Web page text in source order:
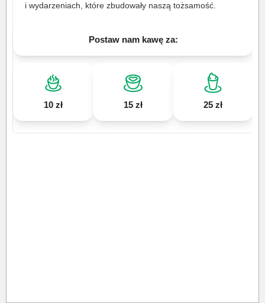
i wydarzeniach, które zbudowały naszą tożsamość.
Postaw nam kawę za:
10 zł 15 zł 25 zł